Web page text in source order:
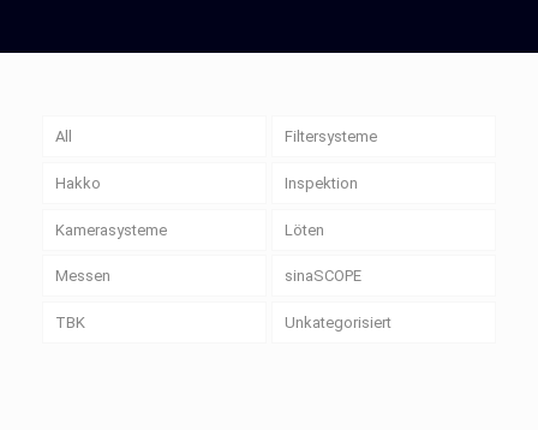
All Filtersysteme
Hakko Inspektion
Kamerasysteme Löten
Messen sinaSCOPE
TBK Unkategorisiert